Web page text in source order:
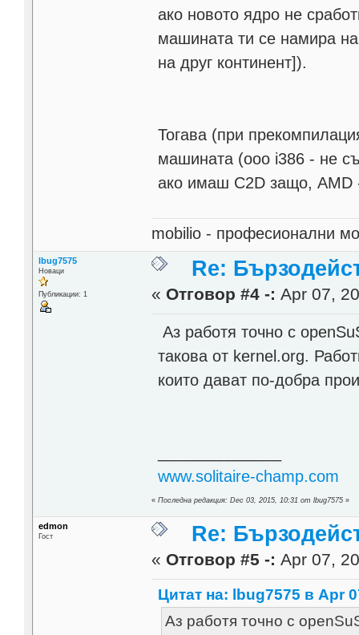
ако новото ядро не
машината ти се намира
на друг континент]).
Тогава (при
машината (ооо i386 - не
ако имаш C2D защо, AMD
mobilio - професионални
lbug7575
Новаци
Публикации: 1
Re:
« Отговор #4 -: Apr 07,
Аз работя точно с
такова от kernel.org.
които дават по-добра
www.solitaire-champ.com
«Последна редакция: Dec 03, 2015, 10:31 от lbug7575 »
edmon
Гост Re:
« Отговор #5 -: Apr 07,
Цитат на: lbug7575 в Apr
Аз работя точно с